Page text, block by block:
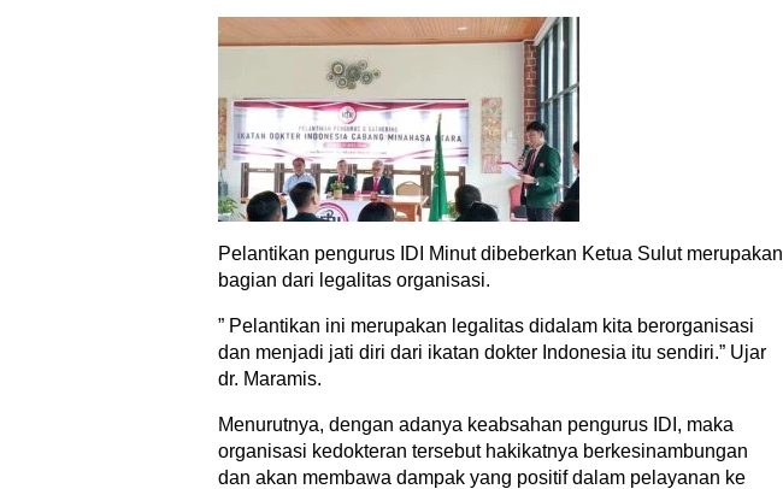
Pelantikan pengurus IDI Minut dibeberkan Ketua Sulut merupakan
bagian dari legalitas organisasi.
” Pelantikan ini merupakan legalitas didalam kita berorganisasi
dan menjadi jati diri dari ikatan dokter Indonesia itu sendiri.” Ujar
dr. Maramis.
Menurutnya, dengan adanya keabsahan pengurus IDI, maka
organisasi kedokteran tersebut hakikatnya berkesinambungan
dan akan membawa dampak yang positif dalam pelayanan ke